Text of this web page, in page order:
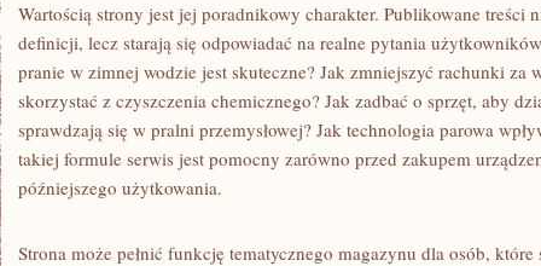
Wartością strony jest jej poradnikowy charakter. Publikowane treści
definicji, lecz starają się odpowiadać na realne pytania
pranie w zimnej wodzie jest skuteczne? Jak zmniejszyć rachunki za
skorzystać z czyszczenia chemicznego? Jak zadbać o sprzęt, aby
sprawdzają się w pralni przemysłowej? Jak technologia parowa
takiej formule serwis jest pomocny zarówno przed zakupem
późniejszego użytkowania.
Strona może pełnić funkcję tematycznego magazynu dla osób,